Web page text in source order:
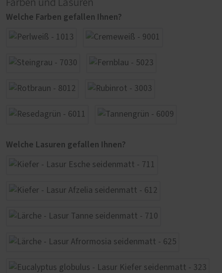
Farben und Lasuren
Welche Farben gefallen Ihnen?
Welche Lasuren gefallen Ihnen?